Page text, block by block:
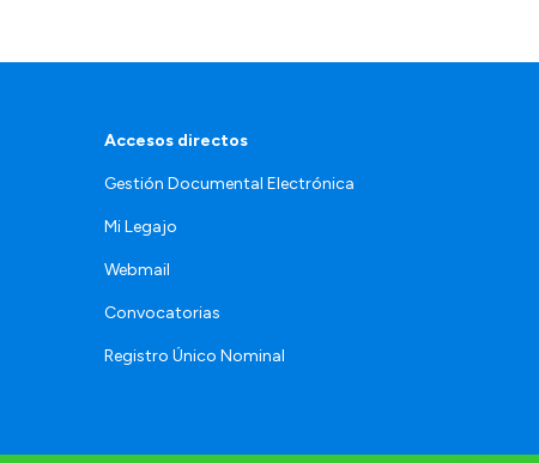
Accesos directos
Gestión Documental Electrónica
Mi Legajo
Webmail
Convocatorias
Registro Único Nominal